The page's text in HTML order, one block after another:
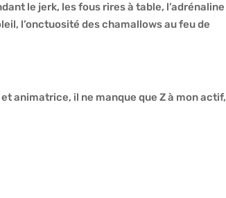
le jerk, les fous rires à table, l’adrénaline
l’onctuosité des chamallows au feu de
et animatrice, il ne manque que Z à mon actif,